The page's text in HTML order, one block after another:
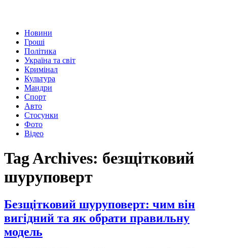
Новини
Гроші
Політика
Україна та світ
Кримінал
Культура
Мандри
Спорт
Авто
Стосунки
Фото
Відео
Tag Archives: безщітковий
шуруповерт
Безщітковий шуруповерт: чим він
вигідний та як обрати правильну
модель